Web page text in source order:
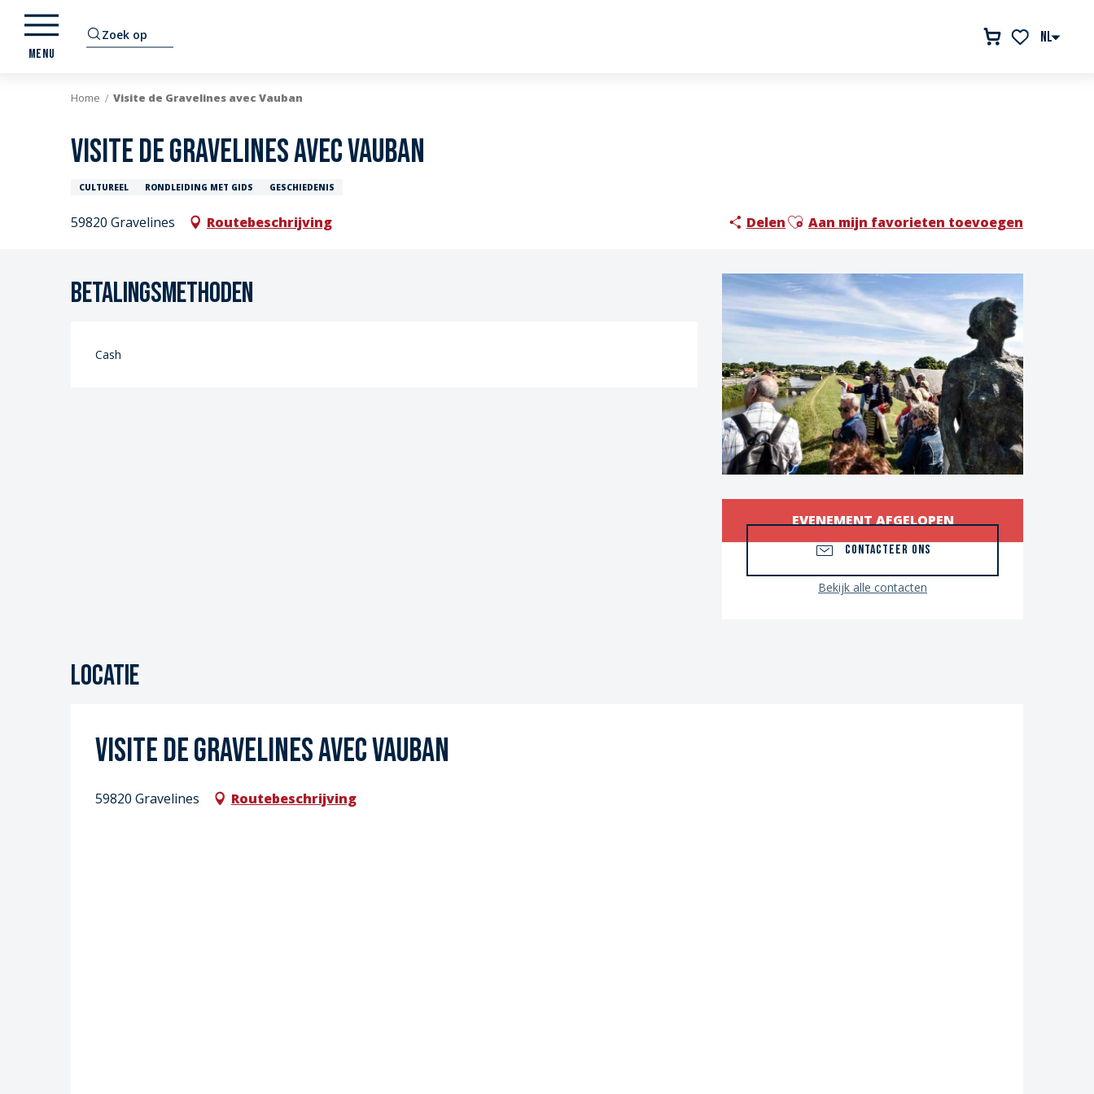
Aller
contenu
NL
Zoek op
MENU
Home Visite de Gravelines avec Vauban
Visite de Gravelines avec Vauban
CULTUREEL RONDLEIDING MET GIDS GESCHIEDENIS
59820 Gravelines Routebeschrijving DelenAjouter aux favoris
Aan mijn favorieten toevoegen
Openingstijden en
EVENEMENT AFGELOPEN
CONTACTEER ONS
Bekijk alle contacten
Betalingsmethoden
Cash
Locatie
Visite de Gravelines avec Vauban
59820 Gravelines Routebeschrijving